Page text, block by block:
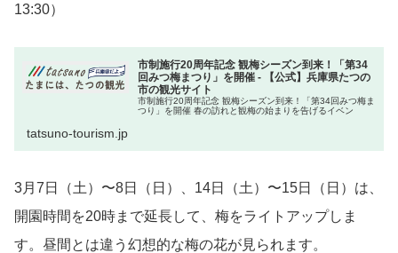
13:30）
市制施行20周年記念 観梅シーズン到来！「第34
回みつ梅まつり」を開催 - 【公式】兵庫県たつの
市の観光サイト
市制施行20周年記念 観梅シーズン到来！「第34回みつ梅ま
つり」を開催 春の訪れと観梅の始まりを告げるイベン
tatsuno-tourism.jp
3月7日（土）〜8日（日）、14日（土）〜15日（日）は、
開園時間を20時まで延長して、梅をライトアップしま
す。昼間とは違う幻想的な梅の花が見られます。